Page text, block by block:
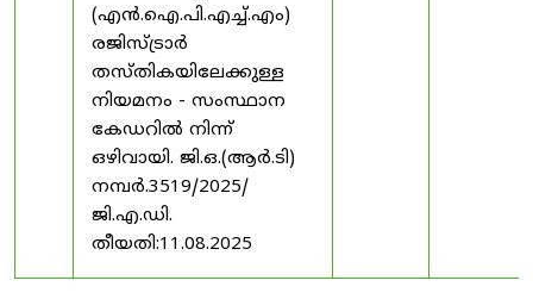
(എൻ.ഐ.പി.എച്ച്.എം)
രജിസ്ട്രാർ
തസ്തികയിലേക്കുള്ള
നിയമനം - സംസ്ഥാന
കേഡറിൽ നിന്ന്
ഒഴിവായി. ജി.ഒ.(ആർ.ടി)
നമ്പർ.3519/2025/
ജി.എ.ഡി.
തീയതി:11.08.2025